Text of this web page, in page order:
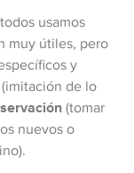
usamos
muy útiles, pero
y
(imitación de lo
(tomar
nuevos o